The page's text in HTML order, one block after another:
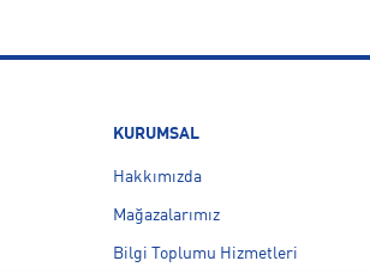
KURUMSAL
Hakkımızda
Mağazalarımız
Bilgi Toplumu Hizmetleri